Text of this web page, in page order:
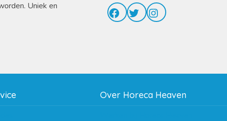
Uniek en
Facebook
TwitterInstagram
Over Horeca Heaven